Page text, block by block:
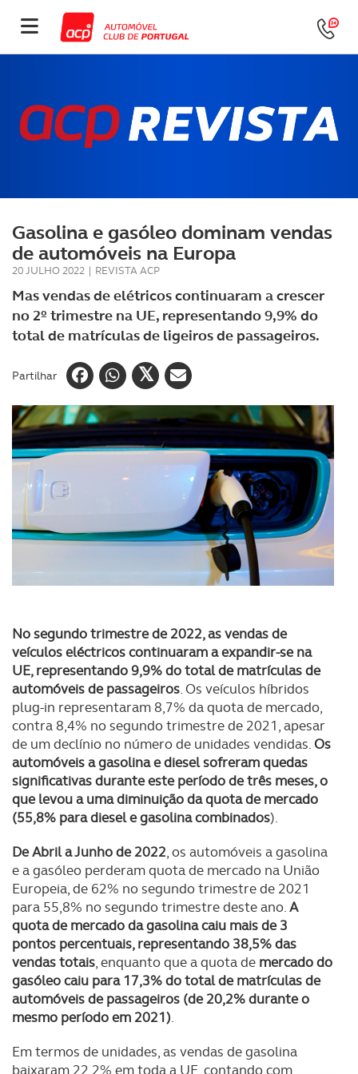
Gasolina e gasóleo dominam vendas
de automóveis na Europa
20 JULHO 2022 | REVISTA ACP
Mas vendas de elétricos continuaram a crescer
no 2º trimestre na UE, representando 9,9% do
total de matrículas de ligeiros de passageiros.
Partilhar
No segundo trimestre de 2022, as vendas de
veículos eléctricos continuaram a expandir-se na
UE, representando 9,9% do total de matrículas de
automóveis de passageiros. Os veículos híbridos
plug-in representaram 8,7% da quota de mercado,
contra 8,4% no segundo trimestre de 2021, apesar
de um declínio no número de unidades vendidas.Os
automóveis a gasolina e diesel sofreram quedas
significativas durante este período de três meses, o
que levou a uma diminuição da quota de mercado
(55,8% para diesel e gasolina combinados).
De Abril a Junho de 2022, os automóveis a gasolina
e a gasóleo perderam quota de mercado na União
Europeia, de 62% no segundo trimestre de 2021
para 55,8% no segundo trimestre deste ano.A
quota de mercado da gasolina caiu mais de 3
pontos percentuais, representando 38,5% das
vendas totais, enquanto que a quota de mercado do
gasóleo caiu para 17,3% do total de matrículas de
automóveis de passageiros (de 20,2% durante o
mesmo período em 2021).
Em termos de unidades, as vendas de gasolina
baixaram 22,2% em toda a UE, contando com